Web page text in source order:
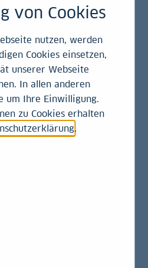
2018
fand in Düsseldorf
statt. Hier trafen sich Start-
großen Unternehmen,
kennenzulernen,
und die Anliegen der
zu besprechen. Einer der
fahrende Autos, mobile
und Reinraum-3D-
Implantate – das sind nur
Geschäftsideen des
von Cookies
nutzen, werden
Cookies einsetzen,
unserer Webseite
In allen anderen
um Ihre Einwilligung.
zu Cookies erhalten
.